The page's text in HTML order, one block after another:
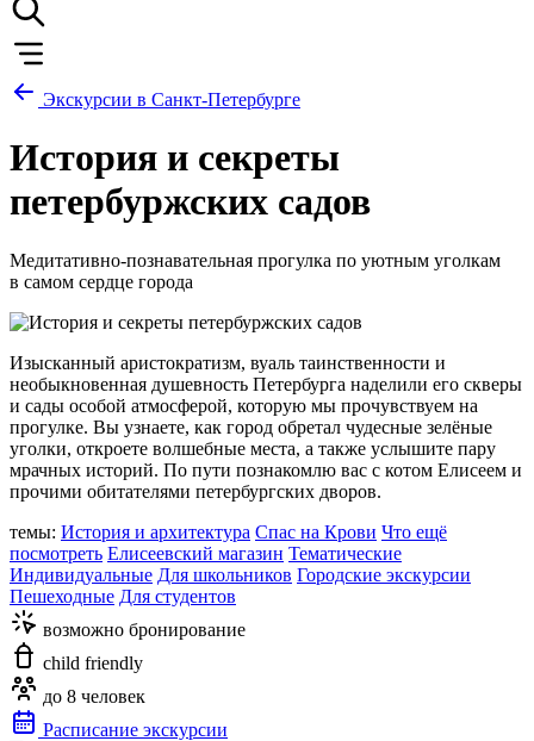
Экскурсии в Санкт-Петербурге
История и секреты
петербуржских садов
Медитативно-познавательная прогулка по уютным уголкам
в самом сердце города
Изысканный аристократизм, вуаль таинственности и
необыкновенная душевность Петербурга наделили его скверы
и сады особой атмосферой, которую мы прочувствуем на
прогулке. Вы узнаете, как город обретал чудесные зелёные
уголки, откроете волшебные места, а также услышите пару
мрачных историй. По пути познакомлю вас с котом Елисеем и
прочими обитателями петербургских дворов.
темы: История и архитектура Спас на Крови Что ещё
посмотреть Елисеевский магазин Тематические
Индивидуальные Для школьников Городские экскурсии
Пешеходные Для студентов
возможно бронирование
child friendly
до 8 человек
Расписание экскурсии